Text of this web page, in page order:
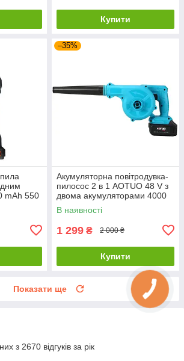
Купити
mAh 550
–35%
Акумуляторна повітродувка-
пилосос 2 в 1 AOTUO 48 V з
двома акумуляторами 4000
mAh
В наявності
1 299 ₴ 2 000 ₴
Купити
Показати ще
з 2670 відгуків за рік